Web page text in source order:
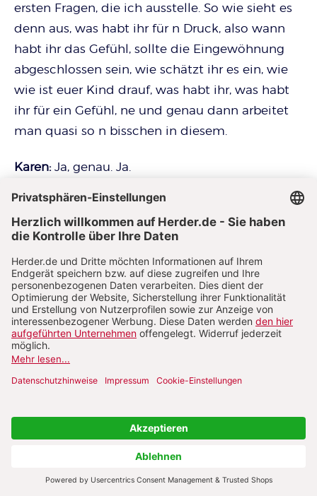
ersten Fragen, die ich ausstelle. So wie sieht es
denn aus, was habt ihr für n Druck, also wann
habt ihr das Gefühl, sollte die Eingewöhnung
abgeschlossen sein, wie schätzt ihr es ein, wie
wie ist euer Kind drauf, was habt ihr, was habt
ihr für ein Gefühl, ne und genau dann arbeitet
man quasi so n bisschen in diesem.
Karen:Ja, genau. Ja.
Patrick:Konstrukt dass wir gemeinsam an
einem Strang ziehen und diese Eingewöhnung
gemeinsam gestalten. Und klar geben wir als
pädagogische Fachkräfte natürlich so n
Grundgerüst vor, dass wir uns überlegen, OK, wir
haben unsere Erfahrungswerte, wir haben
wissenschaftlich einiges gehört, aber es bringt
einem nichts, wenn das Kind mit dieser
wissenschaftlichen Herangehensweise ja. Sich
nicht wohlfühlt so oder die die Eltern sich
es ja ganz viele verschiedene
Karen:Haben wir auch ne ganze Ausgabe dazu